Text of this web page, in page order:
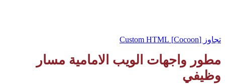
تجاوز [Cocoon] Custom HTML
مطور واجهات الويب الامامية مسار
وظيفي